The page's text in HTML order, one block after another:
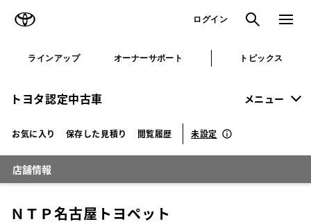
ログイン 検索 メニュ
ラインアップ オーナーサポート トピックス
トヨタ認定中古車 メニュー
お気に入り 保存した見積り 閲覧履歴 未設定
店舗情報
ＮＴＰ名古屋トヨペット